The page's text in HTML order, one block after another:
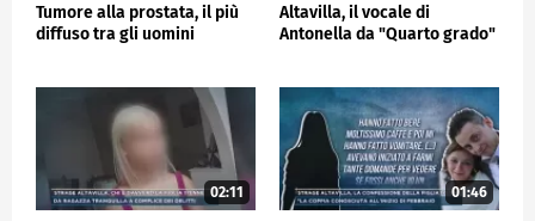
Tumore alla prostata, il più
diffuso tra gli uomini
Altavilla, il vocale di
Antonella da "Quarto grado"
02:11 01:46